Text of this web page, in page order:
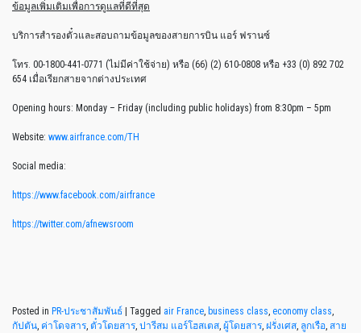
ข้อมูลเพิ่มเติมเพื่อการดูแลที่ดีที่สุด
บริการสำรองตั๋วและสอบถามข้อมูลของสายการบิน แอร์ ฟรานซ์
โทร. 00-1800-441-0771 (ไม่มีค่าใช้จ่าย) หรือ (66) (2) 610-0808 หรือ +33 (0) 892 702
654 เมื่อเรียกสายจากต่างประเทศ
Opening hours: Monday – Friday (including public holidays) from 8:30pm – 5pm
Website: www.airfrance.com/TH
Social media:
https://www.facebook.com/airfrance
https://twitter.com/afnewsroom
Posted in PR-ประชาสัมพันธ์ Tagged air France, business class, economy class,
กัปตัน, ค่าโดจสาร, ตั๋วโดยสาร, ปารีสม แอร์โฮสเตส, ผู้โดยสาร, ฝรั่งเศส, ลูกเรือ, สาย